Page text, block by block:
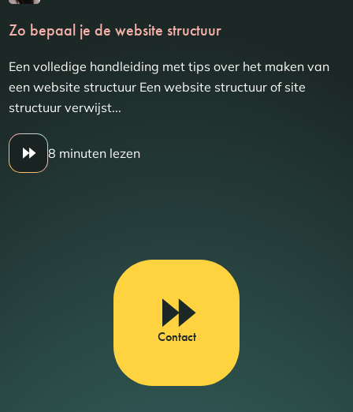
Zo bepaal je de website structuur
Een volledige handleiding met tips over het maken van
een website structuur Een website structuur of site
structuur verwijst...
8 minuten lezen
Contact